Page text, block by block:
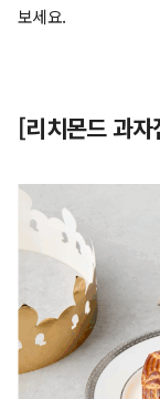
보세요.
[리치몬드 과